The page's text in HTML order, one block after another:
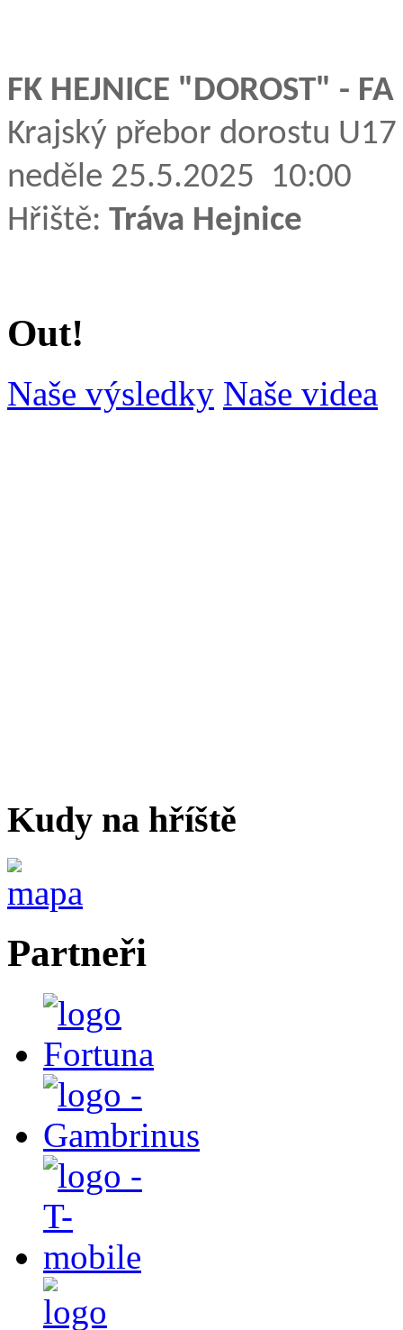
FK HEJNICE "DOROST" -
Krajský přebor dorostu U17
neděle 25.5.2025 10:00
Hřiště: Tráva Hejnice
Out!
Naše výsledky Naše videa
Kudy na hříště
Partneři